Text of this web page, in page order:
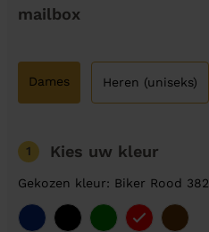
mailbox
Dames Heren (uniseks)
1 Kies uw kleur
Gekozen kleur: Biker Rood 382